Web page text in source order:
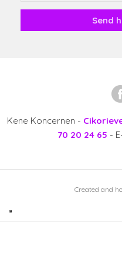
Kene Koncernen -
70 20 24 65 -
Created and